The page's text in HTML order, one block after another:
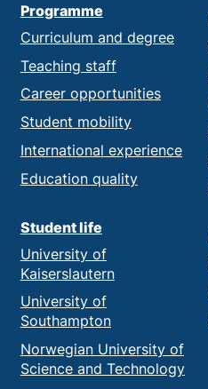
Programme
Curriculum and degree
Teaching staff
Career opportunities
Student mobility
International experience
Education quality
Student life
University of
Kaiserslautern
University of
Southampton
Norwegian University of
Science and Technology